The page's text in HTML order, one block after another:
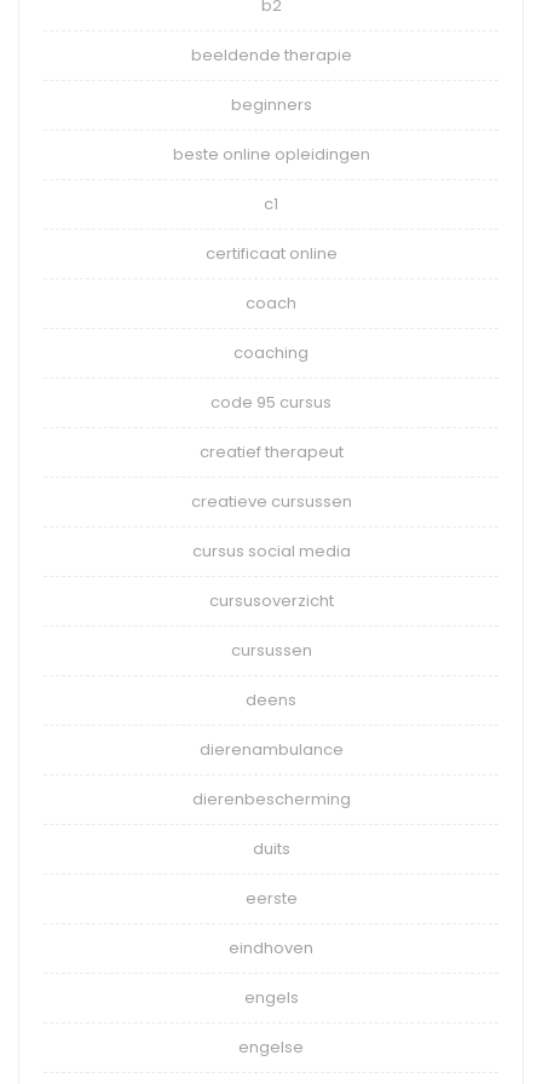
b2
beeldende therapie
beginners
beste online opleidingen
c1
certificaat online
coach
coaching
code 95 cursus
creatief therapeut
creatieve cursussen
cursus social media
cursusoverzicht
cursussen
deens
dierenambulance
dierenbescherming
duits
eerste
eindhoven
engels
engelse